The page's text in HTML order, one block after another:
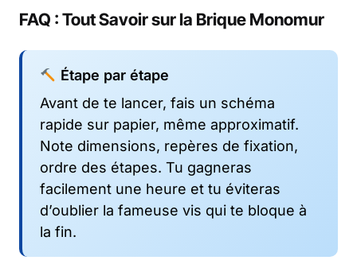
FAQ : Tout Savoir sur la Brique Monomur
Étape par étape
Avant de te lancer, fais un schéma
rapide sur papier, même approximatif.
Note dimensions, repères de fixation,
ordre des étapes. Tu gagneras
facilement une heure et tu éviteras
d’oublier la fameuse vis qui te bloque à
la fin.